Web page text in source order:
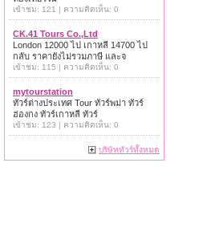
เข้าชม: 121 | ความคิดเห็น: 0
CK.41 Tours Co.,Ltd
London 12000 ไป เกาหลี 14700 ไป
กลับ ราคายังไม่รวมภาษี และจ
เข้าชม: 115 | ความคิดเห็น: 0
mytourstation
ทัวร์ต่างประเทศ Tour ทัวร์พม่า ทัวร์
ฮ่องกง ทัวร์เกาหลี ทัวร์
เข้าชม: 123 | ความคิดเห็น: 0
บริษัททัวร์ทั้งหมด